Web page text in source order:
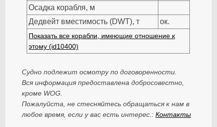
Осадка корабля, м
Дедвейт вместимость (DWT), т
ок.
Показать все корабли, имеющие отношение к
этому (id10400)
Судно подлежит осмотру по договоренности.
Вся информация предоставлена добросовестно,
кроме WOG.
Пожалуйста, не стесняйтесь обращаться к нам в
любое время, если у вас есть интерес.:Контакты